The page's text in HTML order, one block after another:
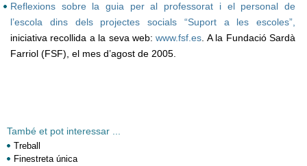
Reflexions sobre la guia per al professorat i el personal de
l’escola dins dels projectes socials “Suport a les escoles”,
iniciativa recollida a la seva web:www.fsf.es. A la Fundació Sardà
Farriol (FSF), el mes d’agost de 2005.
També et pot interessar ...
Treball
Finestreta única